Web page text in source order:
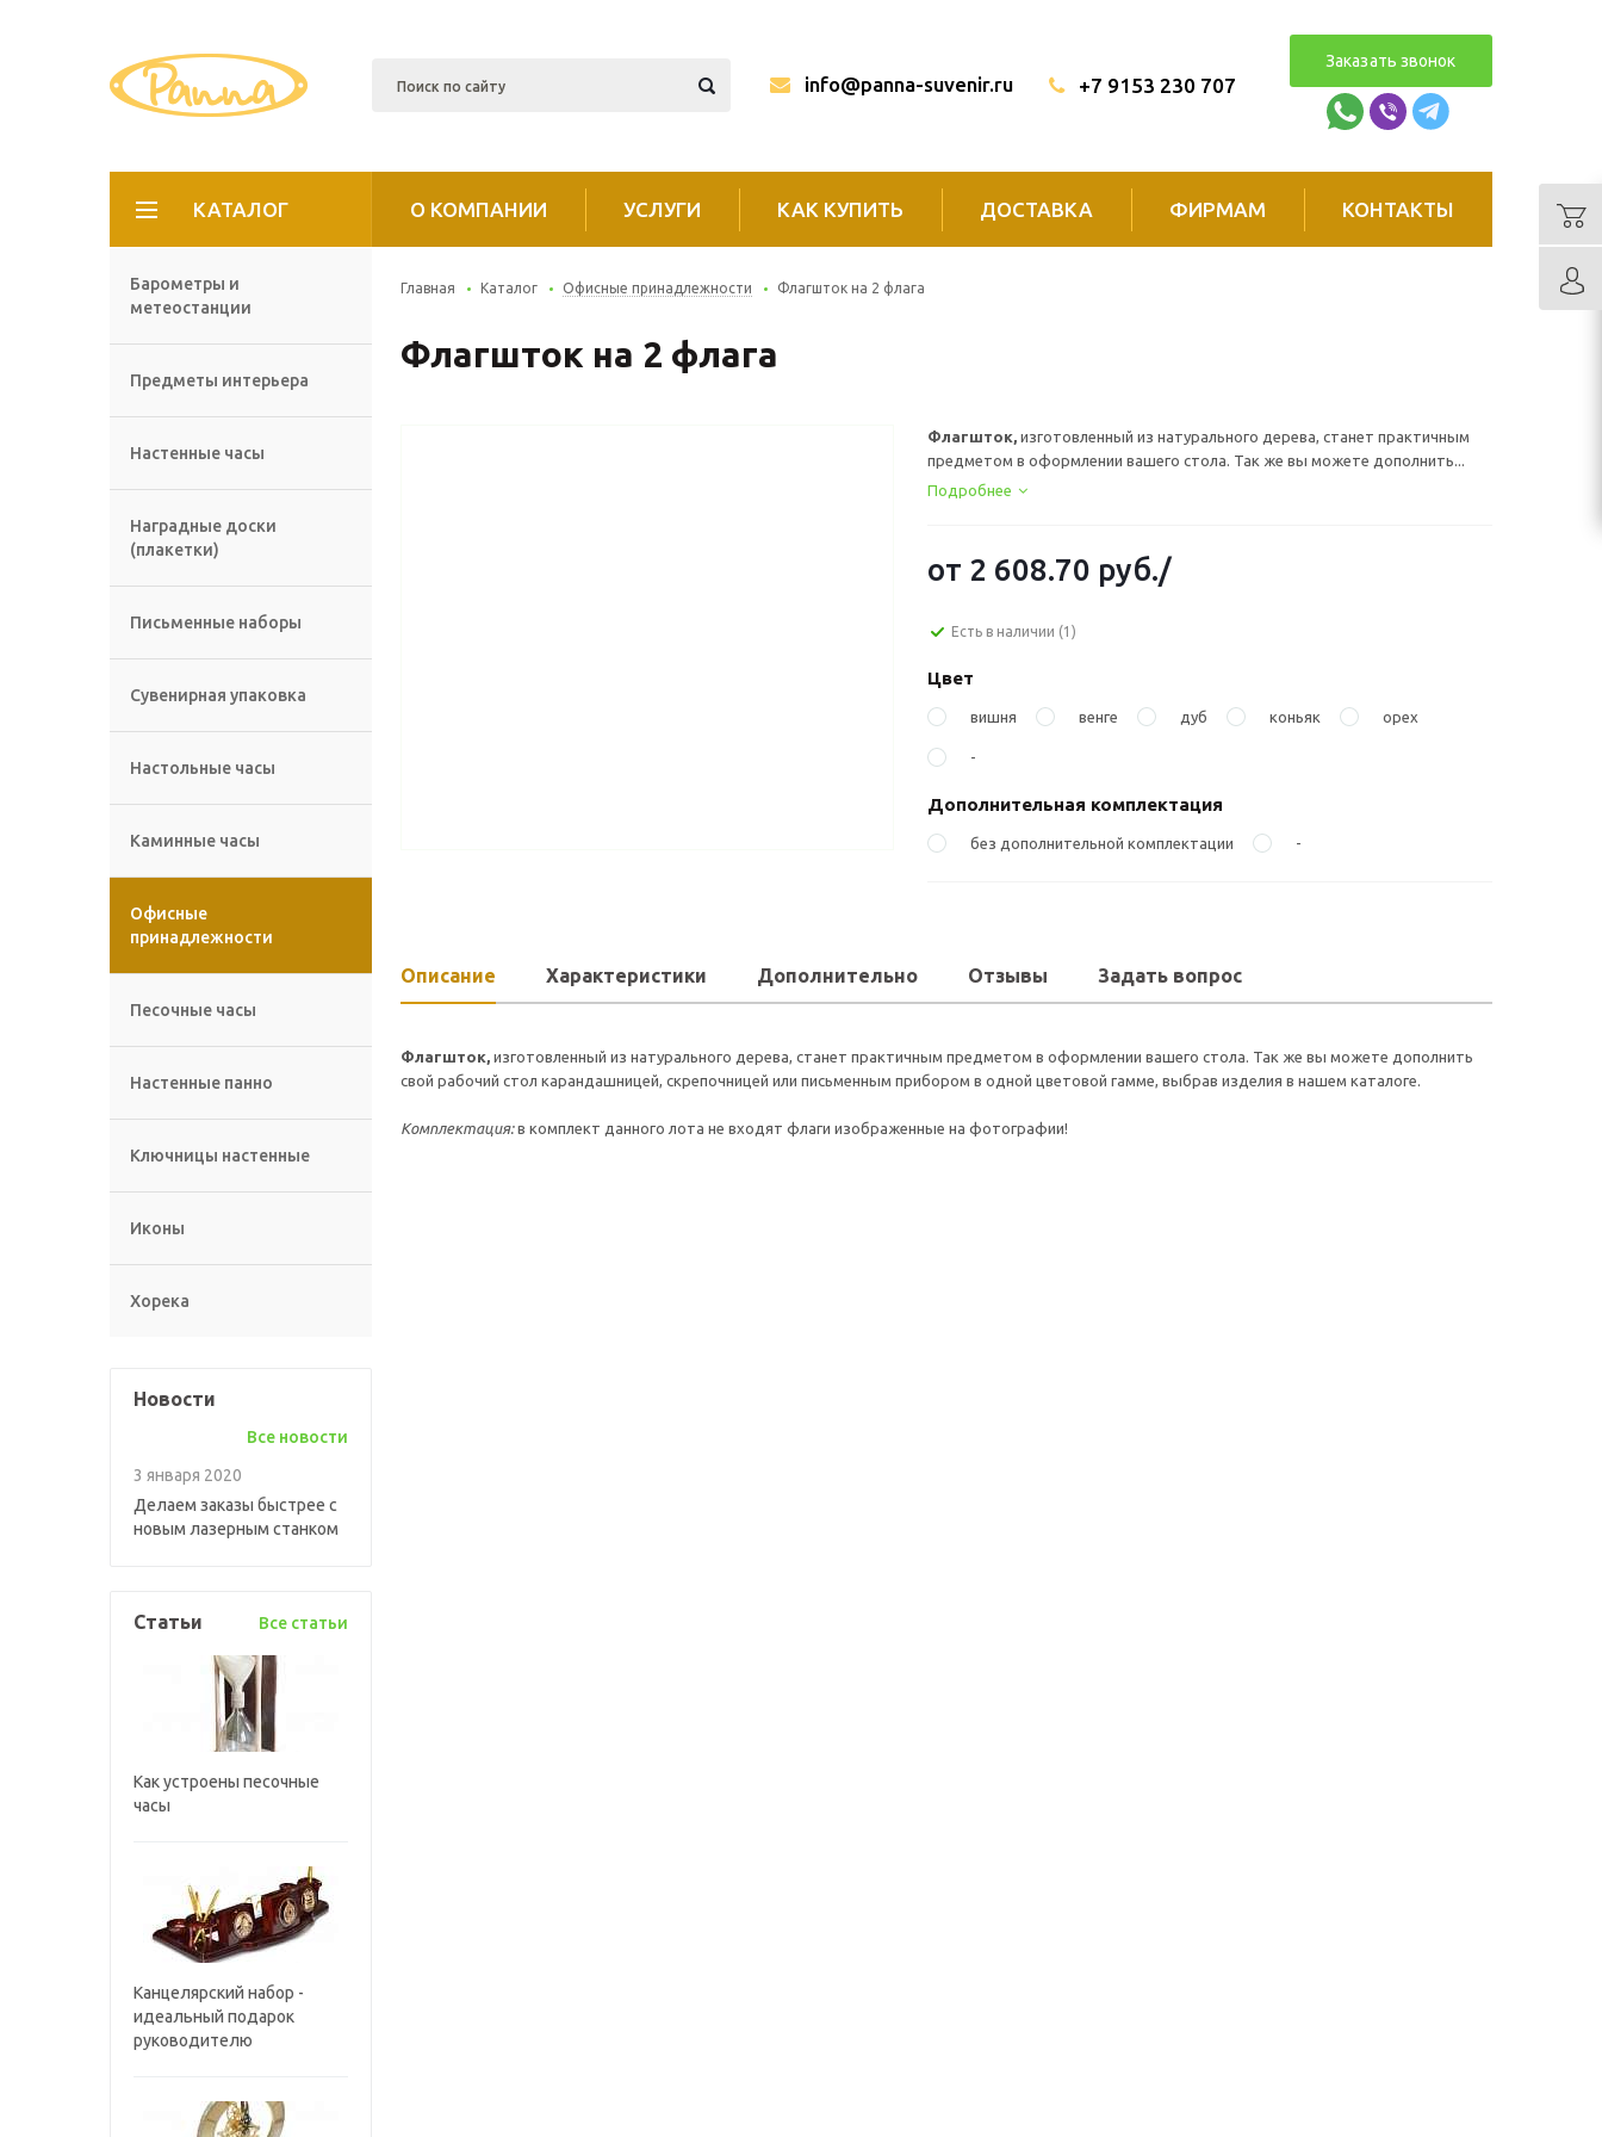
info@panna-suvenir.ru +7 9153 230 707
Заказать звонок
КАТАЛОГ О КОМПАНИИ УСЛУГИ КАК КУПИТЬ ДОСТАВКА ФИРМАМ КОНТАКТЫ
Барометры и
метеостанции
Предметы интерьера
Настенные часы
Наградные доски
(плакетки)
Письменные наборы
Сувенирная упаковка
Настольные часы
Каминные часы
Офисные
принадлежности
Песочные часы
Настенные панно
Ключницы настенные
Иконы
Хорека
Новости
Все новости
3 января 2020
Делаем заказы быстрее с
новым лазерным станком
Статьи Все статьи
Как устроены песочные
часы
Канцелярский набор -
идеальный подарок
руководителю
Главная Каталог Офисные принадлежности Флагшток на 2 флага
Флагшток на 2 флага
Флагшток, изготовленный из натурального дерева, станет практичным
предметом в оформлении вашего стола. Так же вы можете дополнить...
Подробнее
от 2 608.70 руб./
Есть в наличии (1)
Цвет
вишня венге дуб коньяк орех
-
Дополнительная комплектация
без дополнительной комплектации -
Описание Характеристики Дополнительно Отзывы Задать вопрос
Флагшток, изготовленный из натурального дерева, станет практичным предметом в оформлении вашего стола. Так же вы можете дополнить
свой рабочий стол карандашницей, скрепочницей или письменным прибором в одной цветовой гамме, выбрав изделия в нашем каталоге.
Комплектация:в комплект данного лота не входят флаги изображенные на фотографии!